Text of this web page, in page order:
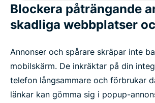
Blockera påträngande
skadliga webbplatser
Annonser och spårare skräpar inte
mobilskärm. De inkräktar på din
telefon långsammare och förbrukar
länkar kan gömma sig i popup-